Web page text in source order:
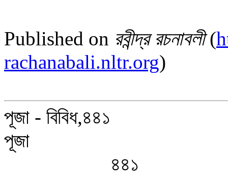
Published on রবীন্দ্র রচনাবলী(
rachanabali.nltr.org)
পূজা - বিবিধ,৪৪১
পূজা
৪৪১